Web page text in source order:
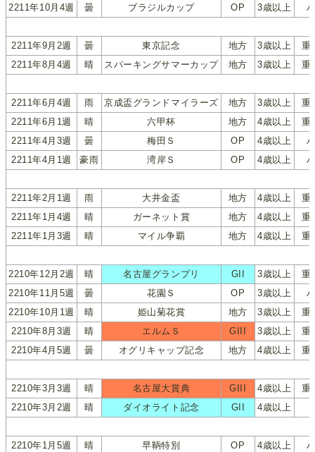
2211年10月4週
曇 ブラジルカップ OP 3歳以上
2211年9月2週 曇 東京記念 地方 3歳以上
重
2211年8月4週
晴 スパーキングサマーカップ 地方 3歳以上 重
2211年6月4週 雨 京成盃グランドマイラーズ 地方 3歳以上
重
2211年6月1週
晴 六甲杯 地方 4歳以上
重
2211年4月3週
曇 梅田Ｓ OP 4歳以上
2211年4月1週
豪雨 湾岸Ｓ OP 4歳以上
2211年2月1週 雨 大井金盃 地方 4歳以上
重
2211年1月4週
晴 ガーネット賞 地方 4歳以上
重
2211年1月3週
晴 マイル争覇 地方 4歳以上 重
2210年12月2週 晴 名古屋グランプリ GII 3歳以上
重
2210年11月5週
曇 花園Ｓ OP 3歳以上
2210年10月1週
晴 姫山菊花賞 地方 3歳以上
重
2210年8月3週
晴 エルムＳ GIII 3歳以上
重
2210年4月5週
曇 オグリキャップ記念 地方 4歳以上 重
2210年3月3週 晴 名古屋大賞典 GIII 4歳以上
重
2210年3月2週
晴 ダイオライト記念 GII 4歳以上
2210年1月5週 晴 早鞆特別 OP 4歳以上